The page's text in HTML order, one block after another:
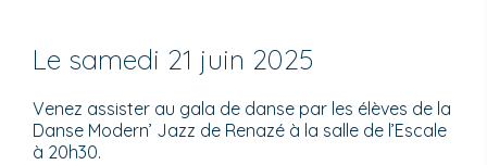
Le samedi 21 juin 2025
Venez assister au gala de danse par les élèves de la
Danse Modern’ Jazz de Renazé à la salle de l’Escale
à 20h30.